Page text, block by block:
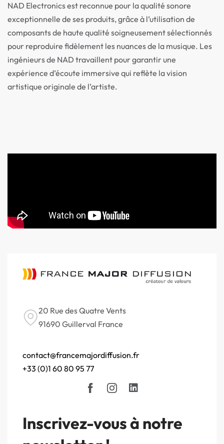
NAD Electronics est reconnue pour la qualité sonore
exceptionnelle de ses produits, grâce à l’utilisation de
composants de haute qualité soigneusement sélectionnés
pour reproduire fidèlement les nuances de la musique. Les
ingénieurs de NAD travaillent pour garantir une
expérience d’écoute immersive qui reflète la vision
artistique originale de l’artiste.
20 Rue des Quatre Vents
91690 Guillerval France
contact@francemajordiffusion.fr
+33 (0)1 60 80 95 77
Inscrivez-vous à notre